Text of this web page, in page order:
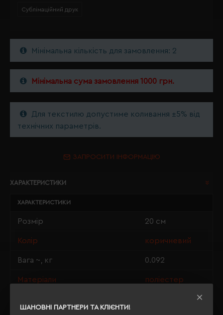
ШАНОВНІ ПАРТНЕРИ ТА КЛІЄНТИ!
Сублімаційний друк
Мінімальна кількість для замовлення: 2
Мінімальна сума замовлення 1000 грн.
Для текстилю допустиме коливання ±5% від
технічних параметрів.
ЗАПРОСИТИ ІНФОРМАЦІЮ
ХАРАКТЕРИСТИКИ
ХАРАКТЕРИСТИКИ
Розмір 20 см
Колір коричневий
Вага ~, кг 0.092
Матеріали поліестер